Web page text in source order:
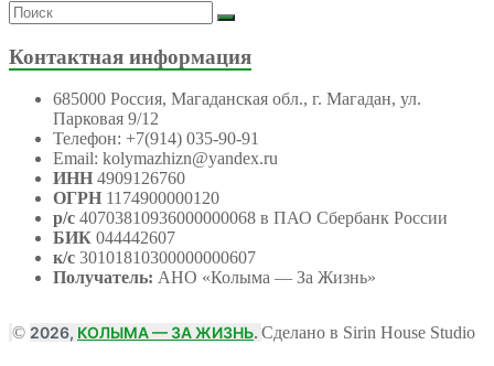
Контактная информация
685000 Россия, Магаданская обл., г. Магадан, ул.
Парковая 9/12
Телефон: +7(914) 035-90-91
Email: kolymazhizn@yandex.ru
ИНН 4909126760
ОГРН 1174900000120
р/с 40703810936000000068 в ПАО Сбербанк России
БИК 044442607
к/с 30101810300000000607
Получатель: АНО «Колыма — За Жизнь»
© 2026, КОЛЫМА — ЗА ЖИЗНЬ. Сделано в Sirin House Studio